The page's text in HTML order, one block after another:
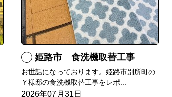
姫路市 食洗機取替工事
お世話になっております。姫路市別所町の
Ｙ様邸の食洗機取替工事をレポ...
2026年07月31日